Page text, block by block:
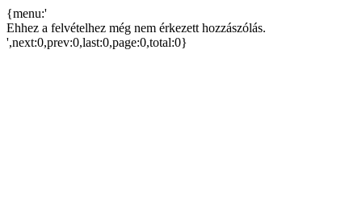
{menu:'
Ehhez a felvételhez még nem érkezett hozzászólás.
',next:0,prev:0,last:0,page:0,total:0}